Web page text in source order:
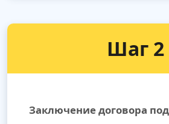
Шаг 2
Заключение договора